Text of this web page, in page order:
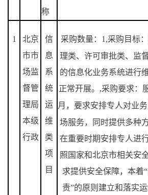
称
1
北京
市市
场监
督管
理局
本级
行政
信
息
系
统
运
维
类
项
目
采购数量： 1,采购目标
理类、许可审批类、监
的信息化业务系统进行
正常开展。 ,采购要求：
月，要求安排专人对业
场服务，同时提供多种
在重要时期安排专人进
照国家和北京市相关安
求提供安全保障，本着
责”的原则建立和落实